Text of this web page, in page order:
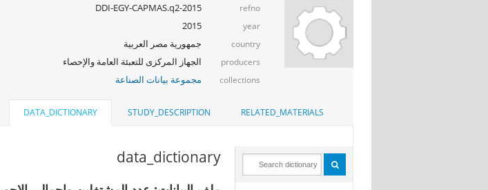
refno
DDI-EGY-CAPMAS.q2-2015
year
2015
country جمهورية مصر العربية
producers الجهاز المركزى للتعبئة العامة والإحصاء
collections مجموعة بيانات الصناعة
RELATED_MATERIALS
STUDY_DESCRIPTION
DATA_DICTIONARY
data_dictionary